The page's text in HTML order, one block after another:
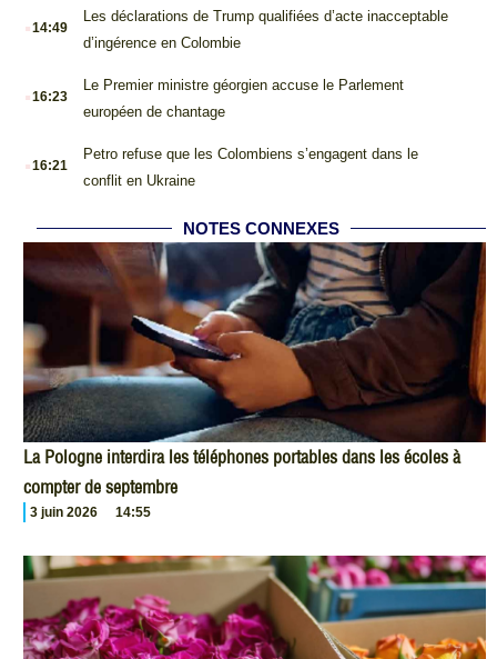
.14:49
Les déclarations de Trump qualifiées d’acte inacceptable
d’ingérence en Colombie
.16:23
Le Premier ministre géorgien accuse le Parlement
européen de chantage
.16:21
Petro refuse que les Colombiens s’engagent dans le
conflit en Ukraine
NOTES CONNEXES
La Pologne interdira les téléphones portables dans les écoles à
compter de septembre
3 juin 2026 14:55